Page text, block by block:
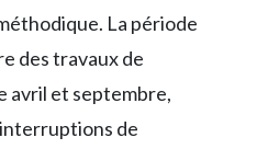
La période
des travaux de
avril et septembre,
de